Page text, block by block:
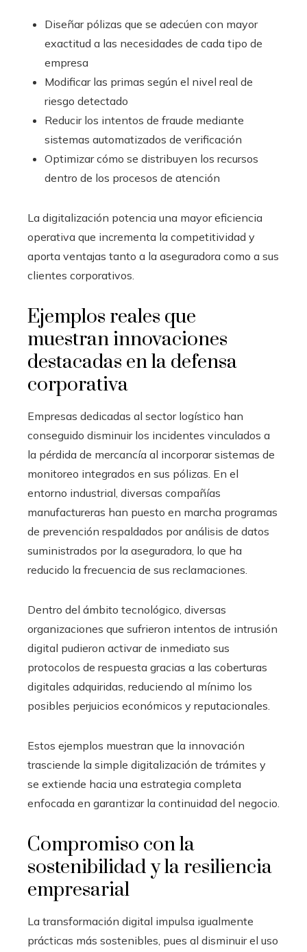
Diseñar pólizas que se adecúen con mayor
exactitud a las necesidades de cada tipo de
empresa
Modificar las primas según el nivel real de
riesgo detectado
Reducir los intentos de fraude mediante
sistemas automatizados de verificación
Optimizar cómo se distribuyen los recursos
dentro de los procesos de atención
La digitalización potencia una mayor eficiencia
operativa que incrementa la competitividad y
aporta ventajas tanto a la aseguradora como a sus
clientes corporativos.
Ejemplos reales que
muestran innovaciones
destacadas en la defensa
corporativa
Empresas dedicadas al sector logístico han
conseguido disminuir los incidentes vinculados a
la pérdida de mercancía al incorporar sistemas de
monitoreo integrados en sus pólizas. En el
entorno industrial, diversas compañías
manufactureras han puesto en marcha programas
de prevención respaldados por análisis de datos
suministrados por la aseguradora, lo que ha
reducido la frecuencia de sus reclamaciones.
Dentro del ámbito tecnológico, diversas
organizaciones que sufrieron intentos de intrusión
digital pudieron activar de inmediato sus
protocolos de respuesta gracias a las coberturas
digitales adquiridas, reduciendo al mínimo los
posibles perjuicios económicos y reputacionales.
Estos ejemplos muestran que la innovación
trasciende la simple digitalización de trámites y
se extiende hacia una estrategia completa
enfocada en garantizar la continuidad del negocio.
Compromiso con la
sostenibilidad y la resiliencia
empresarial
La transformación digital impulsa igualmente
prácticas más sostenibles, pues al disminuir el uso